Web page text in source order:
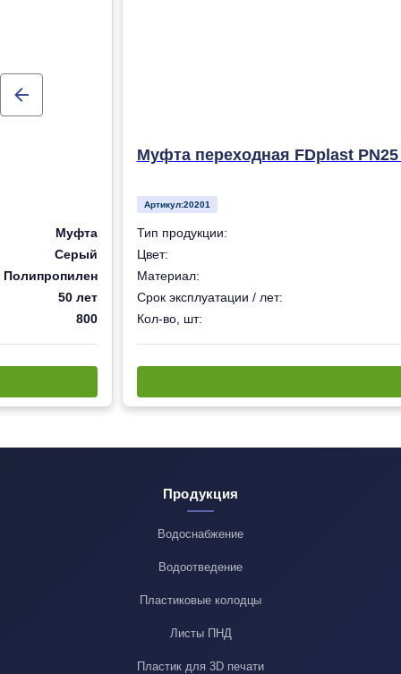
Муфта
Серый
Полипропилен
50 лет
800
Муфта переходная FDplast
Артикул:20201
Тип продукции:
Цвет:
Материал:
Срок эксплуатации / лет:
Кол-во, шт:
Продукция
Водоснабжение
Водоотведение
Пластиковые колодцы
Листы ПНД
Пластик для 3D печати